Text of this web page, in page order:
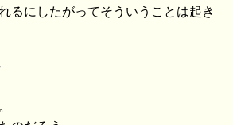
るにしたがってそういうことは起き